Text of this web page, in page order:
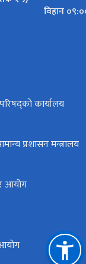
विहान
कार्यालय
प्रशासन मन्त्रालय
आयोग